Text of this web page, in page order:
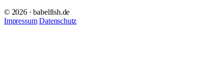
© 2026 · babelfish.de
Impressum Datenschutz